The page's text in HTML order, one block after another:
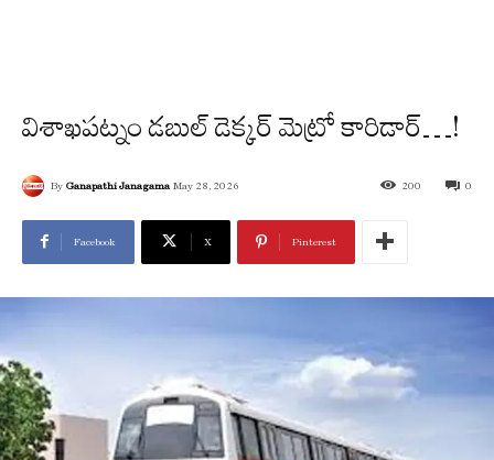
విశాఖపట్నం డబుల్ డెక్కర్ మెట్రో కారిడార్…!
By Ganapathi Janagama May 28, 2026 0
200
Facebook X Pinterest